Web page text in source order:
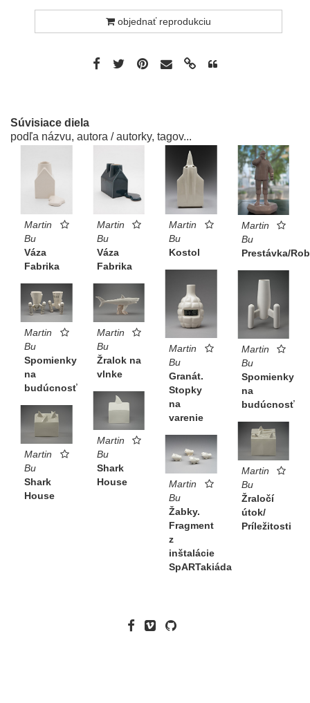
objednať reprodukciu
Súvisiace diela
podľa názvu, autora / autorky, tagov...
Martin
Bu
Váza
Fabrika
Martin
Bu
Váza
Fabrika
Martin
Bu
Kostol
Martin
Bu
Prestávka/
Martin
Bu
Granát.
Stopky
na
varenie
Martin
Bu
Spomienky
na
budúcnosť
Martin
Bu
Spomienky
na
budúcnosť
Martin
Bu
Žralok na
vlnke
Martin
Bu
Shark
House
Martin
Bu
Shark
House
Martin
Bu
Žraločí
útok/
Príležitosti
Martin
Bu
Žabky.
Fragment
z
inštalácie
SpARTakiáda